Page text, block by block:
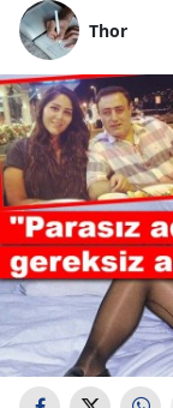
Thor